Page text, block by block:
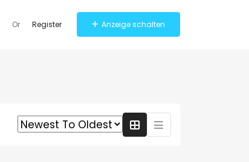
Or Register Anzeige schalten